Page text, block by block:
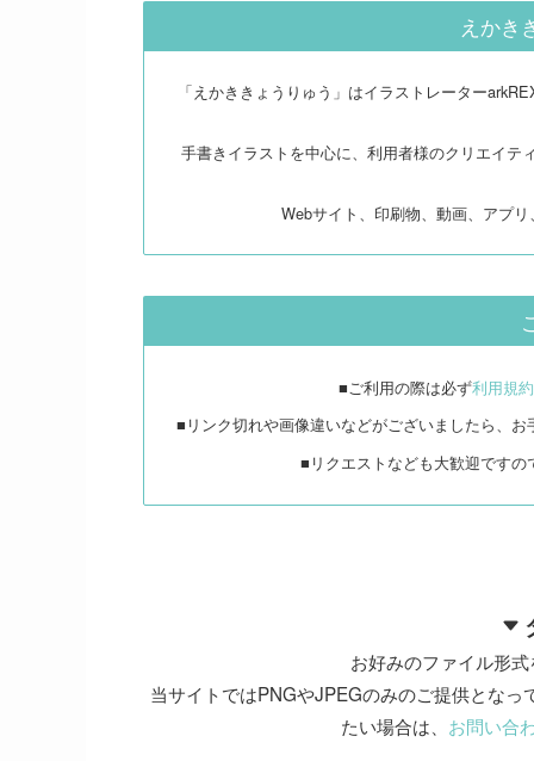
えかき
「えかききょうりゅう」はイラストレーター
手書きイラストを中心に、利用者様のクリエイテ
Webサイト、印刷物、動画、アプ
■ご利用の際は必ず利用規約
■リンク切れや画像違いなどがございましたら、お
■リクエストなども大歓迎ですの
お好みのファイル形
当サイトではPNGやJPEGのみのご提供とな
たい場合は、 お問い合